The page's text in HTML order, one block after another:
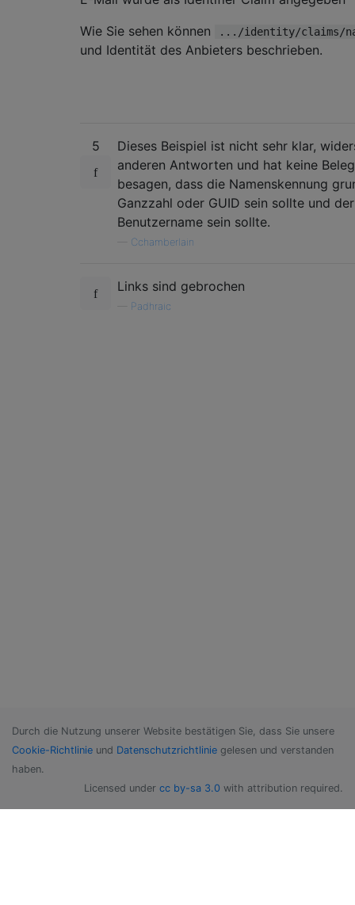
Wie Sie sehen können
.../identity/claims/
und Identität des Anbieters beschrieben.
5
Dieses Beispiel ist nicht sehr klar,
anderen Antworten und hat keine
besagen, dass die Namenskennung
Ganzzahl oder GUID sein sollte und
Benutzername sein sollte.
Cchamberlain
Links sind gebrochen
Padhraic
Durch die Nutzung unserer Website bestätigen Sie, dass Sie unsere
Cookie-Richtlinie und Datenschutzrichtlinie gelesen und verstanden
haben.
Licensed under cc by-sa 3.0 with attribution required.